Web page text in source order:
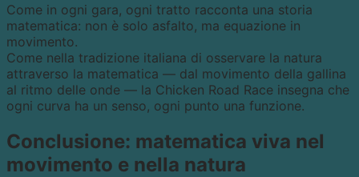
Come in ogni gara, ogni tratto racconta una storia
matematica: non è solo asfalto, ma equazione in
movimento.
Come nella tradizione italiana di osservare la natura
attraverso la matematica — dal movimento della gallina
al ritmo delle onde — la Chicken Road Race insegna che
ogni curva ha un senso, ogni punto una funzione.
Conclusione: matematica viva nel
movimento e nella natura